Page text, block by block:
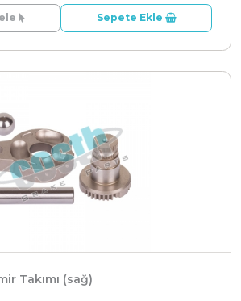
Sepete Ekle
Takımı (sağ)